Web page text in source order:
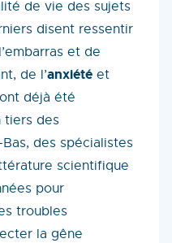
de vie des sujets
disent ressentir
et de
de l’anxiété et
ont déjà été
tiers des
des spécialistes
scientifique
pour
troubles
la gêne